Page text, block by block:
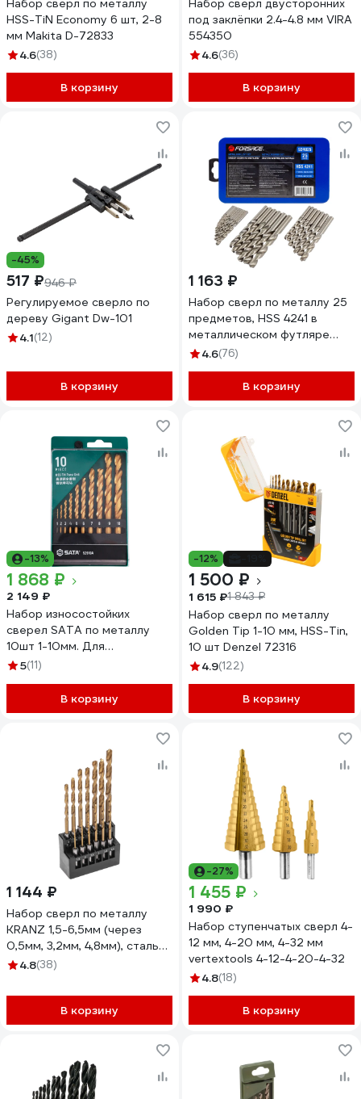
Набор сверл по металлу
HSS-TiN Economy 6 шт, 2-8
мм Makita D-72833
4.6(38)
В корзину
Набор сверл двусторонних
под заклёпки 2.4-4.8 мм VIRA
554350
4.6(36)
В корзину
-45%
517 ₽946 ₽
Регулируемое сверло по
дереву Gigant Dw-101
4.1(12)
В корзину
1 163 ₽
Набор сверл по металлу 25
предметов, HSS 4241 в
металлическом футляре
Forsage F-924U25(29863)
4.6(76)
В корзину
-13%
1 868 ₽
2 149 ₽
Набор износостойких
сверел SATA по металлу
10шт 1-10мм. Для
интенсивного сверления.
5(11)
В корзину
-12%
1 500 ₽
1 615 ₽1 843 ₽
Набор сверл по металлу
Golden Tip 1-10 мм, HSS-Tin,
10 шт Denzel 72316
4.9(122)
В корзину
1 144 ₽
Набор сверл по металлу
KRANZ 1,5-6,5мм (через
0,5мм, 3,2мм, 4,8мм), сталь
HSS, ТИТАН, шестигранный
4.8(38)
В корзину
-27%
1 455 ₽
1 990 ₽
Набор ступенчатых сверл 4-
12 мм, 4-20 мм, 4-32 мм
vertextools 4-12-4-20-4-32
4.8(18)
В корзину